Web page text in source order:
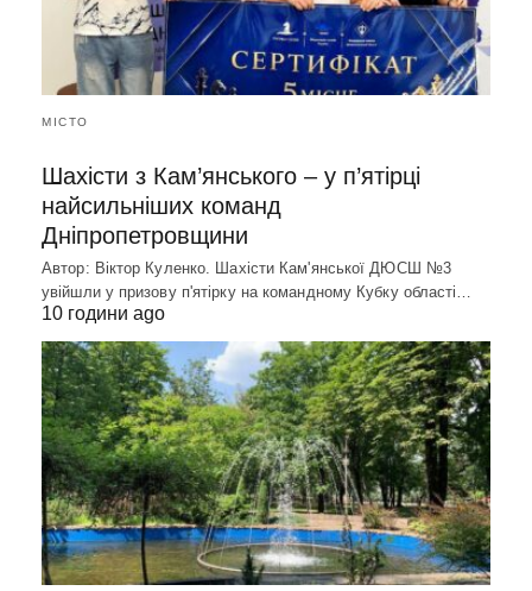
МІСТО
Шахісти з Кам’янського – у п’ятірці
найсильніших команд
Дніпропетровщини
Автор: Віктор Куленко. Шахісти Кам'янської ДЮСШ №3
увійшли у призову п'ятірку на командному Кубку області…
10 години ago